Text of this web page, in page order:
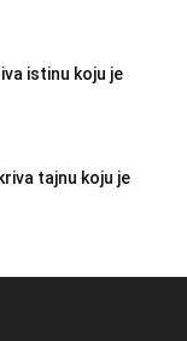
istinu koju je
tajnu koju je